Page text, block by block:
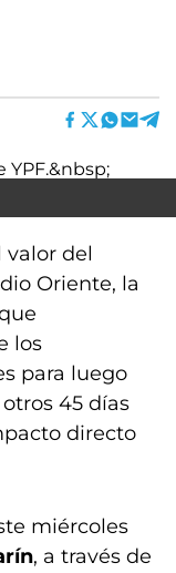
valor del
Oriente, la
los
para luego
45 días
directo
miércoles
, a través de